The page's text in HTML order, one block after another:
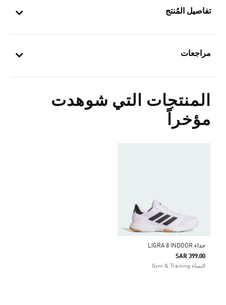
تفاصيل المُنتج
مراجعات
المنتجات التي شوهدت
مؤخراً
حذاء LIGRA 8 INDOOR
SAR 399.00
النساء Gym & Training